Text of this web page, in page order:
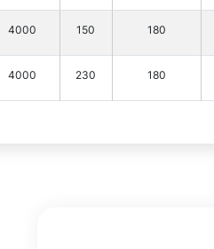
4000 150 180
4000 230 180